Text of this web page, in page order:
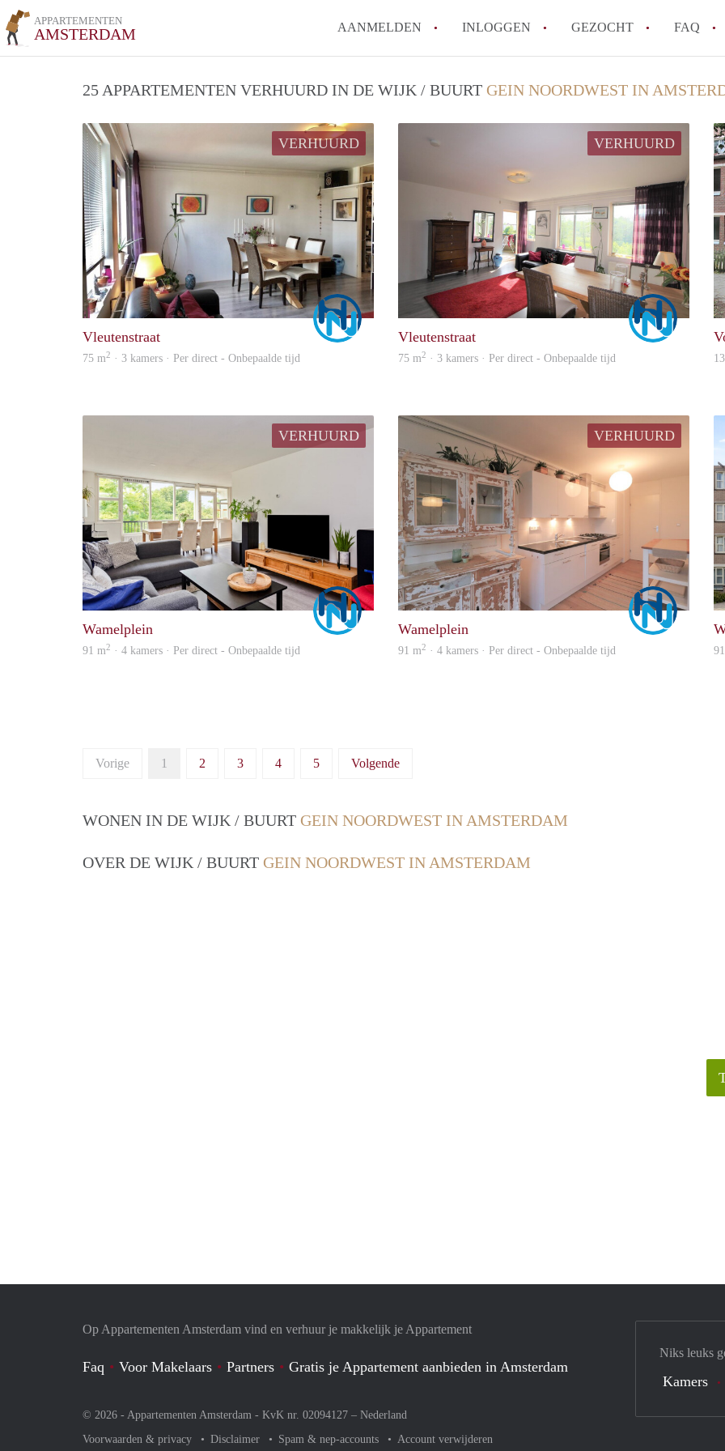
APPARTEMENTEN
AMSTERDAM AANMELDEN INLOGGEN GEZOCHT FAQ
Amsterdam?
Wat zijn de voordelen van het huren van
Hoe vind je een goedkoop appartement
Wat zijn de verplichtingen van een
Kan je beter een appartement huren of
Alle veelgestelde vragen
25 APPARTEMENTEN VERHUURD IN DE WIJK / BUURT GEIN NOORDWEST IN
VERHUURD
Marco
Vleutenstraat
75 m2 · 3 kamers · Per direct - Onbepaalde tijd
VERHUURD
Marco
Vleutenstraat
75 m2 · 3 kamers · Per direct - Onbepaalde tijd
VERHUURD
Marco
Wamelplein
91 m2 · 4 kamers · Per direct - Onbepaalde tijd
VERHUURD
Marco
Wamelplein
91 m2 · 4 kamers · Per direct - Onbepaalde tijd
Vorige 1 2 3 4 5 Volgende
WONEN IN DE WIJK / BUURT GEIN NOORDWEST IN AMSTERDAM
OVER DE WIJK / BUURT GEIN NOORDWEST IN AMSTERDAM
Op Appartementen Amsterdam vind en verhuur je makkelijk je Appartement
Faq Voor Makelaars Partners Gratis je Appartement aanbieden in Amsterdam
© 2026 - Appartementen Amsterdam - KvK nr. 02094127 – Nederland
Voorwaarden & privacy
Disclaimer Spam & nep-accounts Account verwijderen
Niks leuks
Kamers